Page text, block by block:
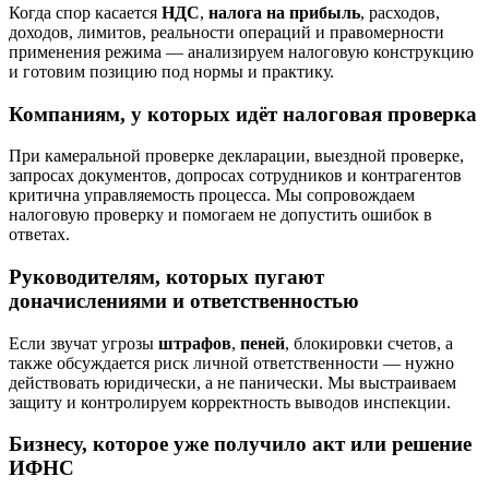
Когда спор касается НДС, налога на прибыль, расходов,
доходов, лимитов, реальности операций и правомерности
применения режима — анализируем налоговую конструкцию
и готовим позицию под нормы и практику.
Компаниям, у которых идёт налоговая проверка
При камеральной проверке декларации, выездной проверке,
запросах документов, допросах сотрудников и контрагентов
критична управляемость процесса. Мы сопровождаем
налоговую проверку и помогаем не допустить ошибок в
ответах.
Руководителям, которых пугают
доначислениями и ответственностью
Если звучат угрозы штрафов, пеней, блокировки счетов, а
также обсуждается риск личной ответственности — нужно
действовать юридически, а не панически. Мы выстраиваем
защиту и контролируем корректность выводов инспекции.
Бизнесу, которое уже получило акт или решение
ИФНС